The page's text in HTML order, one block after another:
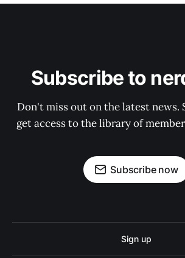
Subscribe to
Don't miss out on the latest news.
get access to the library of
Subscribe now
Sign up